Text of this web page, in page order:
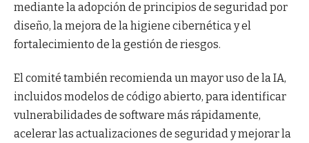
mediante la adopción de principios de seguridad por
diseño, la mejora de la higiene cibernética y el
fortalecimiento de la gestión de riesgos.
El comité también recomienda un mayor uso de la IA,
incluidos modelos de código abierto, para identificar
vulnerabilidades de software más rápidamente,
acelerar las actualizaciones de seguridad y mejorar la